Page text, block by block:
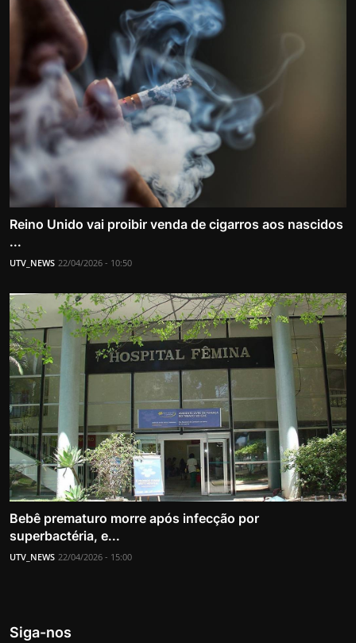
Reino Unido vai proibir venda de cigarros aos nascidos
...
UTV_NEWS 22/04/2026 - 10:50
Bebê prematuro morre após infecção por
superbactéria, e...
UTV_NEWS 22/04/2026 - 15:00
Siga-nos